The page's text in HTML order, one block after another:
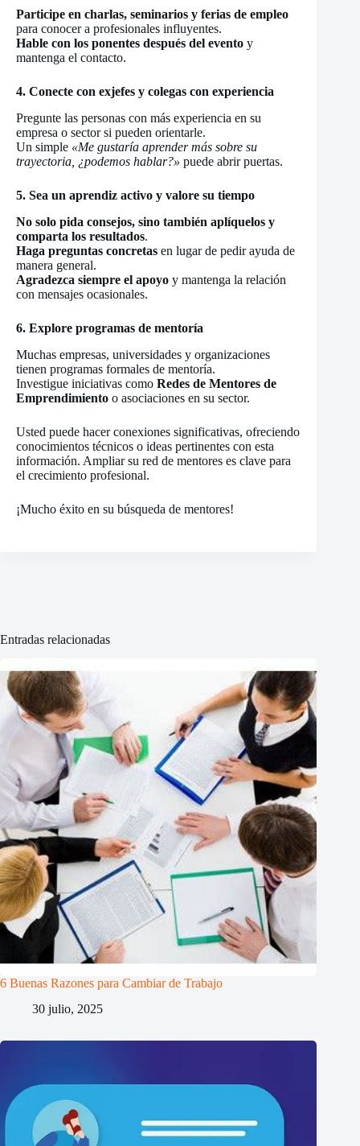
Participe en charlas, seminarios y ferias de empleo
para conocer a profesionales influyentes.
Hable con los ponentes después del evento y
mantenga el contacto.
4. Conecte con exjefes y colegas con experiencia
Pregunte las personas con más experiencia en su
empresa o sector si pueden orientarle.
Un simple «Me gustaría aprender más sobre su
trayectoria, ¿podemos hablar?» puede abrir puertas.
5. Sea un aprendiz activo y valore su tiempo
No solo pida consejos, sino también aplíquelos y
comparta los resultados.
Haga preguntas concretas en lugar de pedir ayuda de
manera general.
Agradezca siempre el apoyo y mantenga la relación
con mensajes ocasionales.
6. Explore programas de mentoría
Muchas empresas, universidades y organizaciones
tienen programas formales de mentoría.
Investigue iniciativas como Redes de Mentores de
Emprendimiento o asociaciones en su sector.
Usted puede hacer conexiones significativas, ofreciendo
conocimientos técnicos o ideas pertinentes con esta
información. Ampliar su red de mentores es clave para
el crecimiento profesional.
¡Mucho éxito en su búsqueda de mentores!
Entradas relacionadas
6 Buenas Razones para Cambiar de Trabajo
30 julio, 2025